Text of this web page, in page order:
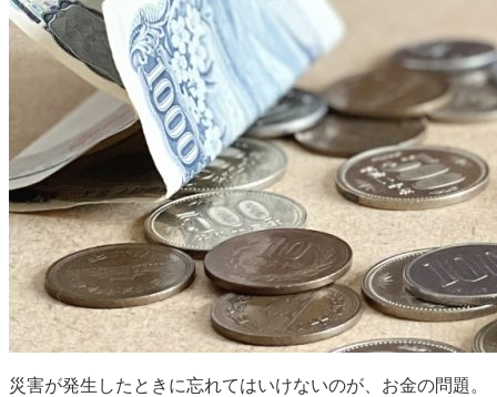
災害が発生したときに忘れてはいけないのが、お金の問題。